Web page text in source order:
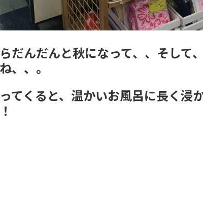
だんだんと秋になって、、そして
、、。
てくると、温かいお風呂に長く浸